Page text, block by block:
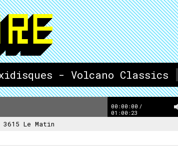
- Volcano Classics
00:00:00 /
01:00:23
Le Matin